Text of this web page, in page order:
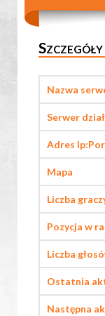
Nazwa
Serwer
Adres
Mapa
Liczba
Pozycja w
Liczba
Ostatnia
Następna